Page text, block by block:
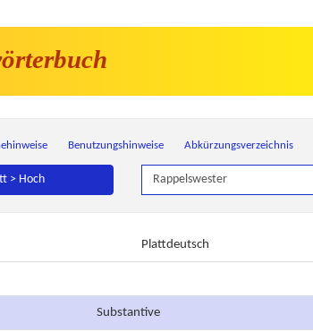
Benutzungshinweise Abkürzungsverzeichnis
> Hoch
Plattdeutsch
Substantive